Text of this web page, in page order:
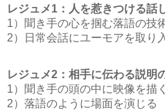
レジュメ1：人を惹きつける話
1）聞き手の心を掴む落語の技
2）日常会話にユーモアを取り
レジュメ2：相手に伝わる説明
1）聞き手の頭の中に映像を描く
2）落語のように場面を演じる